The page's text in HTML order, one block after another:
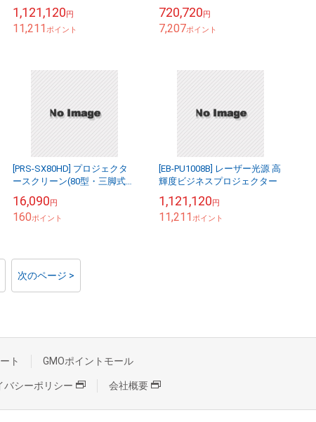
1,121,120円
11,211ポイント
720,720円
7,207ポイント
[PRS-SX80HD] プロジェクタ
ースクリーン(80型・三脚式・
16,090円
160ポイント
[EB-PU1008B] レーザー光源 高
輝度ビジネスプロジェクター
1,121,120円
11,211ポイント
次のページ >
ト GMOポイントモール
バシーポリシー 会社概要